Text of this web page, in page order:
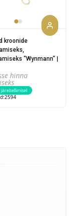
kroonide
"Wynmann" |
hinna
järeltellimisel
2594